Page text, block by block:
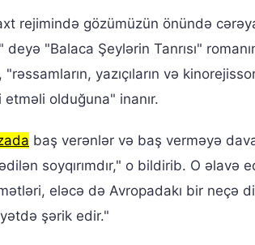
rejimində gözümüzün önündə
deyə "Balaca Şeylərin Tanrısı"
yazıçıların və
olduğuna" inanır.
baş verənlər və baş verməyə
soyqırımdır," o bildirib. O əlavə
eləcə də Avropadakı bir neçə
şərik edir."